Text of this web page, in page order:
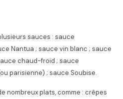
sauces : sauce
Nantua ; sauce vin blanc ; sauce
chaud-froid ; sauce
parisienne) ; sauce Soubise.
nombreux plats, comme : crêpes